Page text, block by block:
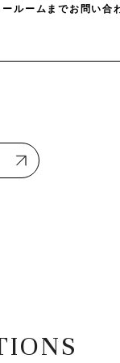
ルームまでお問い合